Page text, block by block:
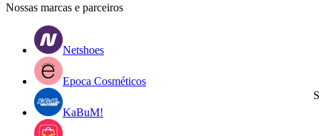
Nossas marcas e parceiros
Netshoes
Epoca Cosméticos
KaBuM!